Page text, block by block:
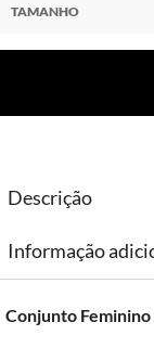
TAMANHO
Descrição
Informação
Conjunto